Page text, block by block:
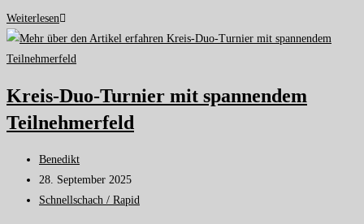
Weiterlesen
Kreis-Duo-Turnier mit spannendem
Teilnehmerfeld
Benedikt
28. September 2025
Schnellschach / Rapid